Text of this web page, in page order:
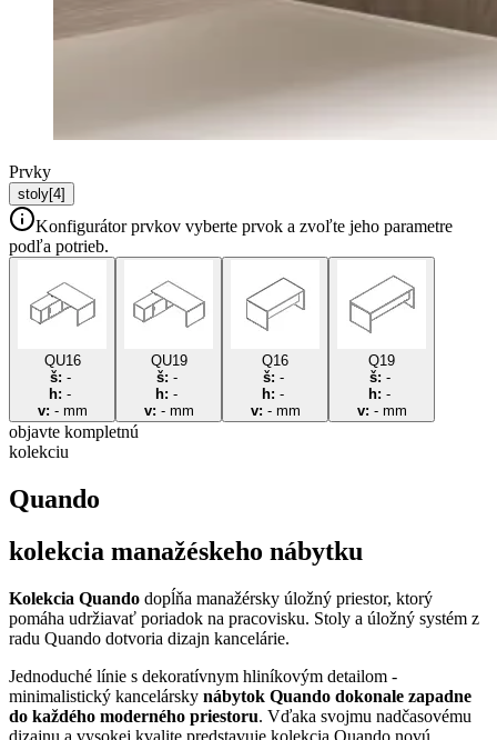
Prvky
stoly[4]
Konfigurátor prvkov vyberte prvok a zvoľte jeho parametre
podľa potrieb.
QU16
š: -
h: -
v: -mm
QU19
š: -
h: -
v: -mm
Q16
š: -
h: -
v: -mm
Q19
š: -
h: -
v: -mm
objavte kompletnú
kolekciu
Quando
kolekcia manažéskeho nábytku
Kolekcia Quando dopĺňa manažérsky úložný priestor, ktorý
pomáha udržiavať poriadok na pracovisku. Stoly a úložný systém z
radu Quando dotvoria dizajn kancelárie.
Jednoduché línie s dekoratívnym hliníkovým detailom -
minimalistický kancelársky nábytok Quando dokonale zapadne
do každého moderného priestoru. Vďaka svojmu nadčasovému
dizajnu a vysokej kvalite predstavuje kolekcia Quando novú